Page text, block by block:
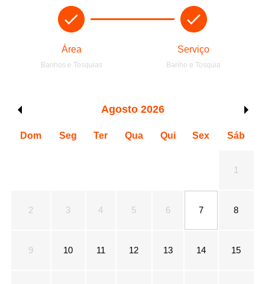
Área
Banhos e Tosquias
Serviço
Banho e Tosquia
Agosto 2026
Dom Seg Ter Qua Qui Sex Sáb
1
2 3 4 5 6 7 8
9 10 11 12 13 14 15